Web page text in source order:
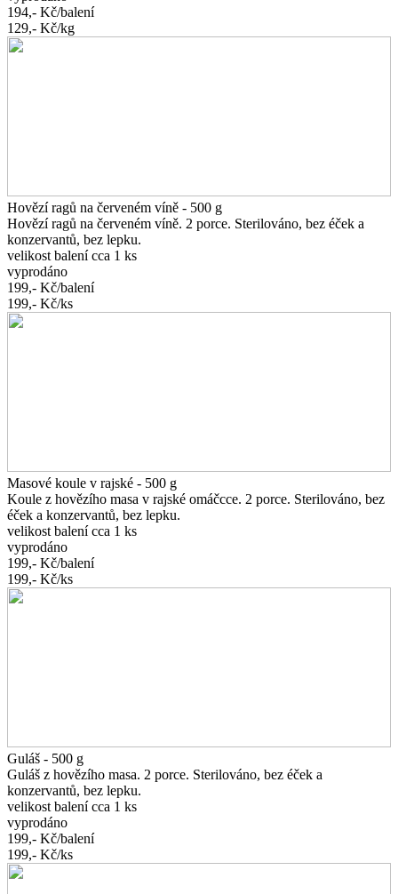
194,- Kč/balení
129,- Kč/kg
Hovězí ragů na červeném víně - 500 g
Hovězí ragů na červeném víně. 2 porce. Sterilováno, bez éček a
konzervantů, bez lepku.
velikost balení cca 1 ks
vyprodáno
199,- Kč/balení
199,- Kč/ks
Masové koule v rajské - 500 g
Koule z hovězího masa v rajské omáčcce. 2 porce. Sterilováno, bez
éček a konzervantů, bez lepku.
velikost balení cca 1 ks
vyprodáno
199,- Kč/balení
199,- Kč/ks
Guláš - 500 g
Guláš z hovězího masa. 2 porce. Sterilováno, bez éček a
konzervantů, bez lepku.
velikost balení cca 1 ks
vyprodáno
199,- Kč/balení
199,- Kč/ks